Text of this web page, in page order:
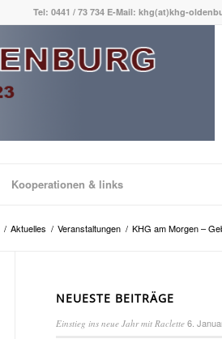
Tel: 0441 / 73 734 E-Mail: khg(at)khg-
Kooperationen & links
/ Aktuelles / Veranstaltungen / KHG am Morgen –
NEUESTE BEITRÄGE
Einstieg ins neue Jahr mit Raclette 6.